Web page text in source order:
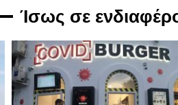
Ίσως σε